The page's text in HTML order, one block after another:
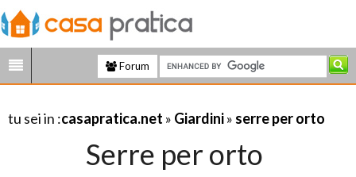
Forum
tu sei in :casapratica.net » Giardini» serre per orto
Serre per orto